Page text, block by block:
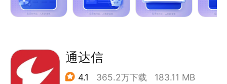
2、新人好礼
3、490+家营业部为您服务
营业网点遍布全国，银河就在您身边
通达信
4.1 365.2万下载 183.11 MB